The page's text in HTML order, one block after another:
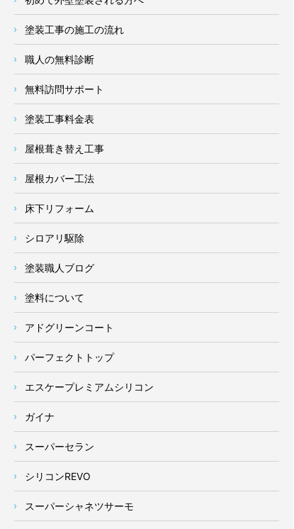
塗装工事の施工の流れ
職人の無料診断
無料訪問サポート
塗装工事料金表
屋根葺き替え工事
屋根カバー工法
床下リフォーム
シロアリ駆除
塗装職人ブログ
塗料について
アドグリーンコート
パーフェクトトップ
エスケープレミアムシリコン
ガイナ
スーパーセラン
シリコンREVO
スーパーシャネツサーモ